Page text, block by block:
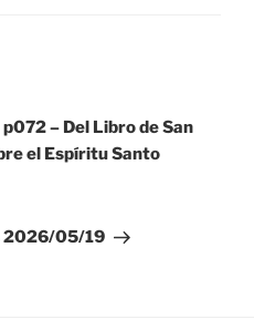
– Del Libro de San
el Espíritu Santo
2026/05/19